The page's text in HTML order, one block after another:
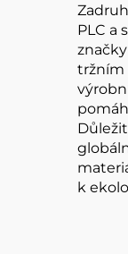
PLC a
tržním
k